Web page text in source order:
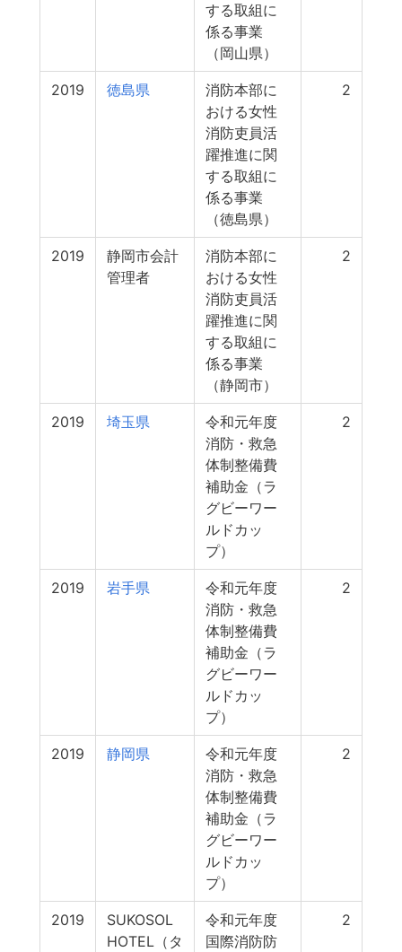
する取組に
係る事業
（岡山県）
2019 徳島県
消防本部に
おける女性
消防吏員活
躍推進に関
する取組に
係る事業
（徳島県）
2
2019
静岡市会計
管理者
消防本部に
おける女性
消防吏員活
躍推進に関
する取組に
係る事業
（静岡市）
2
2019 埼玉県
令和元年度
消防・救急
体制整備費
補助金（ラ
グビーワー
ルドカッ
プ）
2
2019 岩手県
令和元年度
消防・救急
体制整備費
補助金（ラ
グビーワー
ルドカッ
プ）
2
2019 静岡県
令和元年度
消防・救急
体制整備費
補助金（ラ
グビーワー
ルドカッ
プ）
2
2019
SUKOSOL
HOTEL（タ
令和元年度
国際消防防
2